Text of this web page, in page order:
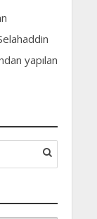
yapılan